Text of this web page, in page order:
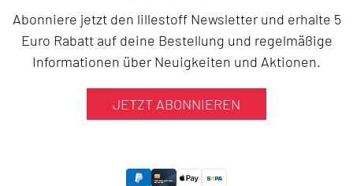
Abonniere jetzt den lillestoff Newsletter und erhalte 5
Euro Rabatt auf deine Bestellung und regelmäßige
Informationen über Neuigkeiten und Aktionen.
JETZT ABONNIEREN